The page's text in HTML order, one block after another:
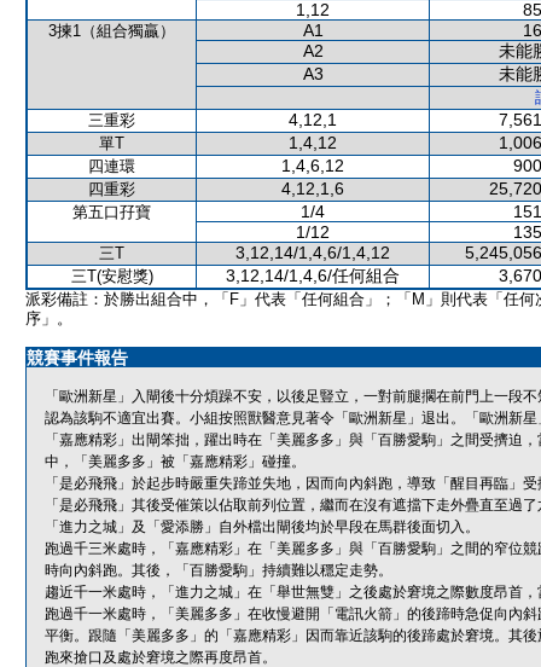
1,12
3揀1（組合獨贏） A1
A2
未能
A3
未能
三重彩
4,12,1
單T 1,4,12
四連環 1,4,6,12
四重彩 4,12,1,6
第五口孖寶 1/4
1/12
三T 3,12,14/1,4,6/1,4,12
三T(安慰獎) 3,12,14/1,4,6/任何組合
派彩備註：於勝出組合中，「F」代表「任何組合」；「M」則代表「任何
序」。
競賽事件報告
「歐洲新星」入閘後十分煩躁不安，以後足豎立，一對前腿擱在前門上一段
認為該駒不適宜出賽。小組按照獸醫意見著令「歐洲新星」退出。「歐洲新
「嘉應精彩」出閘笨拙，躍出時在「美麗多多」與「百勝愛駒」之間受擠迫
中，「美麗多多」被「嘉應精彩」碰撞。
「是必飛飛」於起步時嚴重失蹄並失地，因而向內斜跑，導致「醒目再臨」
「是必飛飛」其後受催策以佔取前列位置，繼而在沒有遮擋下走外疊直至過
「進力之城」及「愛添勝」自外檔出閘後均於早段在馬群後面切入。
跑過千三米處時，「嘉應精彩」在「美麗多多」與「百勝愛駒」之間的窄位
時向內斜跑。其後，「百勝愛駒」持續難以穩定走勢。
趨近千一米處時，「進力之城」在「舉世無雙」之後處於窘境之際數度昂首
跑過千一米處時，「美麗多多」在收慢避開「電訊火箭」的後蹄時急促向內
平衡。跟隨「美麗多多」的「嘉應精彩」因而靠近該駒的後蹄處於窘境。其
跑來搶口及處於窘境之際再度昂首。